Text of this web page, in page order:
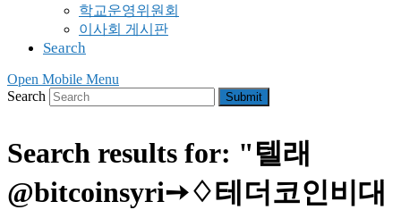
학교운영위원회
이사회 게시판
Search
Open Mobile Menu
Search
Submit
Search results for: "텔래
@bitcoinsyri➙♢테더코인비대